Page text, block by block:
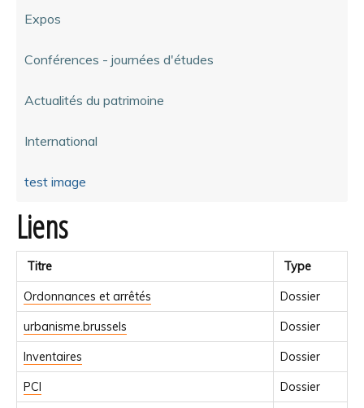
Expos
Conférences - journées d'études
Actualités du patrimoine
International
test image
Liens
Titre Type
Ordonnances et arrêtés Dossier
urbanisme.brussels Dossier
Inventaires Dossier
PCI Dossier